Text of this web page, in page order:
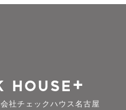
社チェックハウス名古屋